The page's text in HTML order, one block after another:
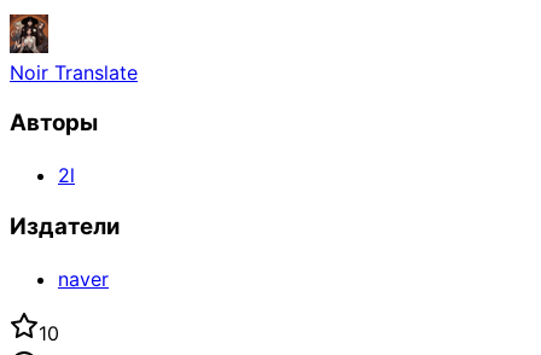
Noir Translate
Авторы
2l
Издатели
naver
10